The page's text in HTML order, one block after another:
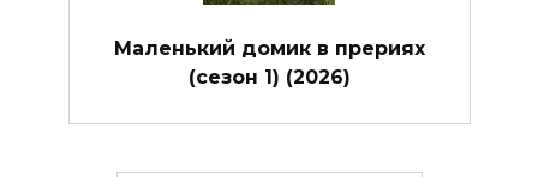
Маленький домик в прериях
(сезон 1) (2026)